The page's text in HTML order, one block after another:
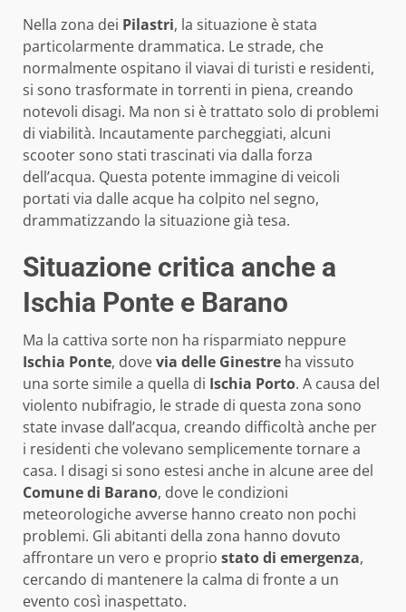
Nella zona dei Pilastri, la situazione è stata
particolarmente drammatica. Le strade, che
normalmente ospitano il viavai di turisti e residenti,
si sono trasformate in torrenti in piena, creando
notevoli disagi. Ma non si è trattato solo di problemi
di viabilità. Incautamente parcheggiati, alcuni
scooter sono stati trascinati via dalla forza
dell’acqua. Questa potente immagine di veicoli
portati via dalle acque ha colpito nel segno,
drammatizzando la situazione già tesa.
Situazione critica anche a
Ischia Ponte e Barano
Ma la cattiva sorte non ha risparmiato neppure
Ischia Ponte, dovevia delle Ginestre ha vissuto
una sorte simile a quella di Ischia Porto. A causa del
violento nubifragio, le strade di questa zona sono
state invase dall’acqua, creando difficoltà anche per
i residenti che volevano semplicemente tornare a
casa. I disagi si sono estesi anche in alcune aree del
Comune di Barano, dove le condizioni
meteorologiche avverse hanno creato non pochi
problemi. Gli abitanti della zona hanno dovuto
affrontare un vero e proprio stato di emergenza,
cercando di mantenere la calma di fronte a un
evento così inaspettato.